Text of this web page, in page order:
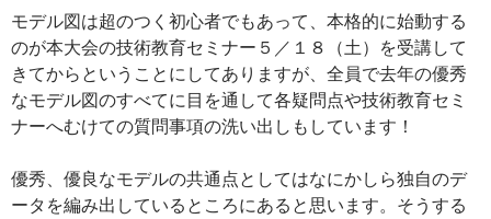
モデル図は超のつく初心者でもあって、本格的に始動する
のが本大会の技術教育セミナー５／１８（土）を受講して
きてからということにしてありますが、全員で去年の優秀
なモデル図のすべてに目を通して各疑問点や技術教育セミ
ナーへむけての質問事項の洗い出しもしています！
優秀、優良なモデルの共通点としてはなにかしら独自のデ
ータを編み出しているところにあると思います。そうする